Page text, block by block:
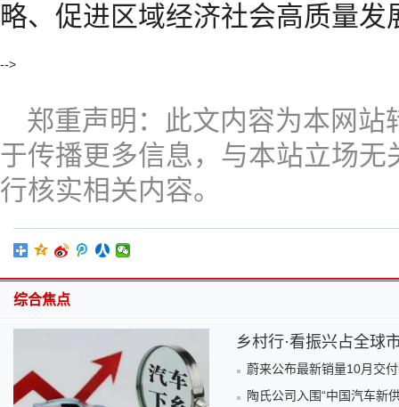
略、促进区域经济社会高质量
-->
郑重声明：此文内容为本网
于传播更多信息，与本站立场
行核实相关内容。
综合焦点
乡村行·看振兴占全球
蔚来公布最新销量10月交
陶氏公司入围“中国汽车新